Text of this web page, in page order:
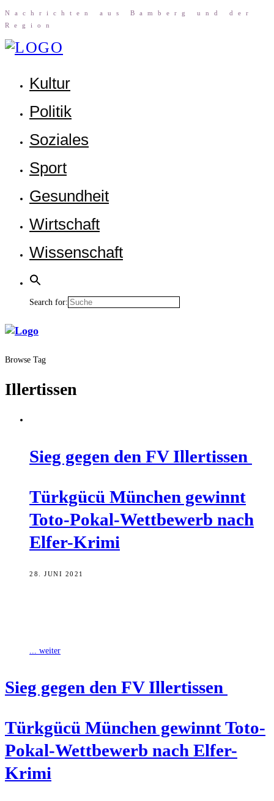
Nach­rich­ten aus Bam­berg und der
Region
Kul­tur
Poli­tik
Sozia­les
Sport
Gesund­heit
Wirt­schaft
Wis­sen­schaft
Search for:
Browse Tag
Illertissen
Sieg gegen den FV Illertissen
Türk­gücü Mün­chen gewinnt
Toto-Pokal-Wett­be­werb nach
Elfer-Krimi
28. JUNI 2021
... weiter
Sieg gegen den FV Illertissen
Türk­gücü Mün­chen gewinnt Toto-
Pokal-Wett­be­werb nach Elfer-
Krimi